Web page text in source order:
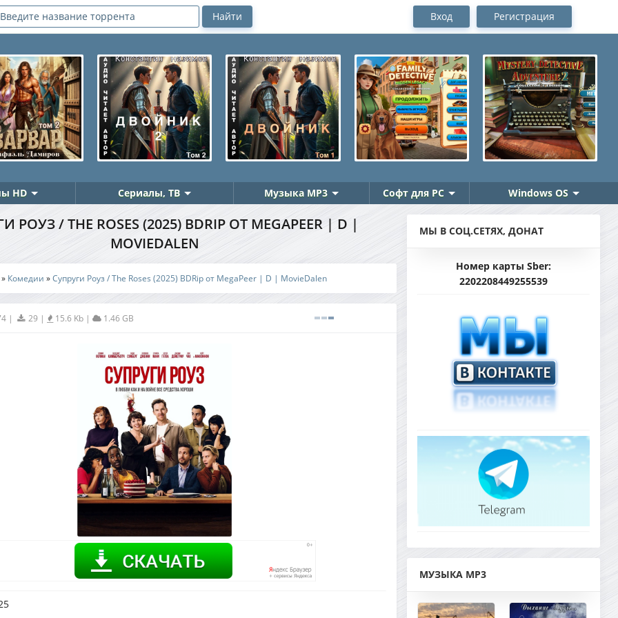
Вход Регистрация
HD Сериалы, ТВ Музыка MP3 Софт для PC Windows OS
РОУЗ / THE ROSES (2025) BDRIP ОТ MEGAPEER | D |
MOVIEDALEN
» Комедии »Супруги Роуз / The Roses (2025) BDRip от MegaPeer | D | MovieDalen
| 29 | 15.6 Kb| 1.46 GB
МЫ В СОЦ.СЕТЯХ, ДОНАТ
Номер карты Sber:
2202208449255539
МУЗЫКА MP3